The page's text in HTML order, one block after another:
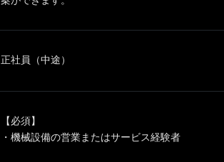
正社員（中途）
【必須】
・機械設備の営業またはサービス経験者